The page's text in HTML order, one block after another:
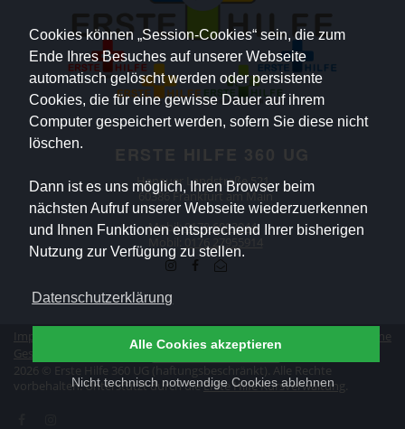
Cookies können „Session-Cookies“ sein, die zum
Ende Ihres Besuches auf unserer Webseite
automatisch gelöscht werden oder persistente
Cookies, die für eine gewisse Dauer auf ihrem
Computer gespeichert werden, sofern Sie diese nicht
löschen.
Dann ist es uns möglich, Ihren Browser beim
nächsten Aufruf unserer Webseite wiederzuerkennen
und Ihnen Funktionen entsprechend Ihrer bisherigen
Nutzung zur Verfügung zu stellen.
Datenschutzerklärung
Nicht technisch notwendige Cookies ablehnen
Alle Cookies akzeptieren
Hanauer Landstraße 521
60386 Frankfurt am Main
Mobil:0178 6903044
0176 27955914
Impressum Datenschutz | Erklärung zur Barrierefreiheit
Allgemeine
Geschäftsbedingungen|
Vertrag widerrufen
2026 © Erste Hilfe 360 UG (haftungsbeschränkt). Alle Rechte
vorbehalten. Unterstützt durch dieErste Hilfe Kursverwaltung